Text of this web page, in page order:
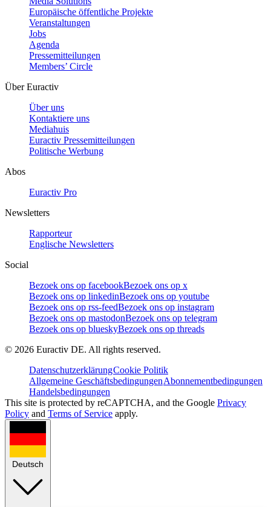
Europäische öffentliche Projekte
Veranstaltungen
Jobs
Agenda
Pressemitteilungen
Members’ Circle
Über Euractiv
Über uns
Kontaktiere uns
Mediahuis
Euractiv Pressemitteilungen
Politische Werbung
Abos
Euractiv Pro
Newsletters
Rapporteur
Englische Newsletters
Social
Bezoek ons op facebookBezoek ons op x
Bezoek ons op linkedinBezoek ons op youtube
Bezoek ons op rss-feedBezoek ons op instagram
Bezoek ons op mastodonBezoek ons op telegram
Bezoek ons op blueskyBezoek ons op threads
© 2026 Euractiv DE. All rights reserved.
DatenschutzerklärungCookie Politik
Allgemeine GeschäftsbedingungenAbonnementbedingungen
Handelsbedingungen
This site is protected by reCAPTCHA, and the Google Privacy
Policy and Terms of Service apply.
Deutsch